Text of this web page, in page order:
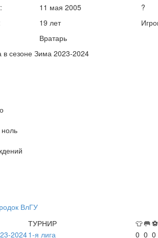
11 мая 2005
19 лет
Вратарь
?
в сезоне Зима 2023-2024
ВлГУ
ТУРНИР 👕🥅⚽
20241-я лига 0 0 0